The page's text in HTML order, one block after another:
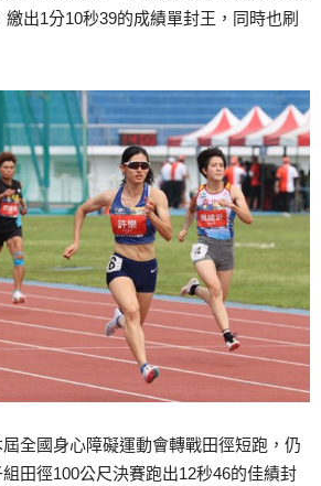
出1分10秒39的成績單封王，同時也刷
全國身心障礙運動會轉戰田徑短跑，仍
田徑100公尺決賽跑出12秒46的佳績封